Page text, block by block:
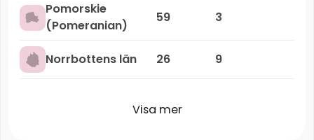
Pomorskie
(Pomeranian)
59 3
Norrbottens län 26 9
Visa mer